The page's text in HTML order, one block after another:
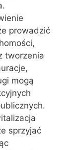
prowadzić
tworzenia
mogą
sprzyjać